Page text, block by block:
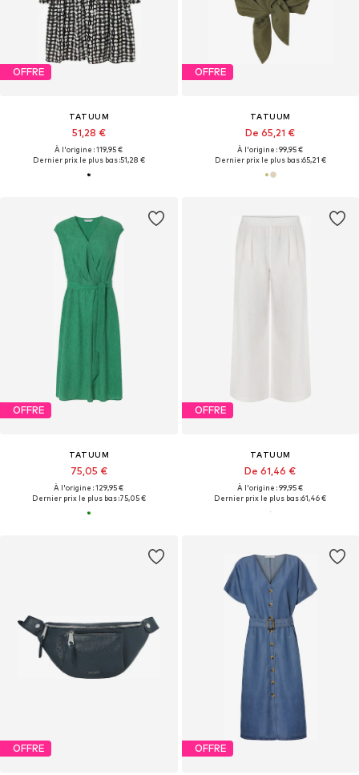
OFFRE
TATUUM
51,28 €
À l'origine : 119,95 €
Dernier prix le plus bas :51,28 €
OFFRE
TATUUM
De 65,21 €
À l'origine : 99,95 €
Dernier prix le plus bas :65,21 €
OFFRE
TATUUM
75,05 €
À l'origine : 129,95 €
Dernier prix le plus bas :75,05 €
OFFRE
TATUUM
De 61,46 €
À l'origine : 99,95 €
Dernier prix le plus bas :61,46 €
OFFRE OFFRE